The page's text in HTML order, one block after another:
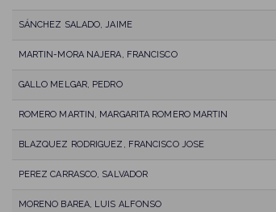
SÁNCHEZ SALADO, JAIME
MARTIN-MORA NAJERA, FRANCISCO
GALLO MELGAR, PEDRO
ROMERO MARTIN, MARGARITA ROMERO MARTIN
BLAZQUEZ RODRIGUEZ, FRANCISCO JOSE
PEREZ CARRASCO, SALVADOR
MORENO BAREA, LUIS ALFONSO